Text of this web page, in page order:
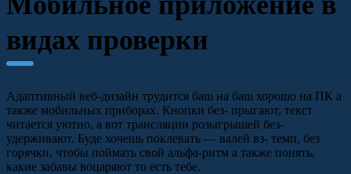
видах проверки
Адаптивный веб-дизайн трудится баш на баш хорошо на ПК а
также мобильных приборах. Кнопки без- прыгают, текст
читается уютно, а вот трансляции розыгрышей без-
удерживают. Буде хочешь поклевать — валей вз- темп, без
горячки, чтобы поймать свой альфа-ритм а также понять,
какие забавы воцаряют то есть тебе.